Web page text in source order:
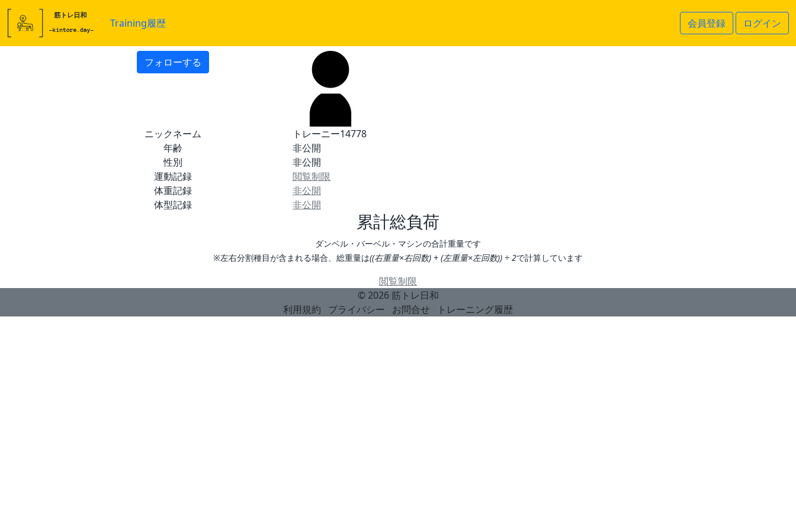
Training履歴 会員登録 ログイン
フォローする
ニックネーム
トレーニー14778
年齢
非公開
性別
非公開
運動記録
閲覧制限
体重記録
非公開
体型記録
非公開
累計総負荷
ダンベル・バーベル・マシンの合計重量です
※左右分割種目が含まれる場合、総重量は((右重量×右回数) + (左重量×左回数)) ÷ 2で計算しています
閲覧制限
© 2026 筋トレ日和
利用規約
プライバシー お問合せ トレーニング履歴